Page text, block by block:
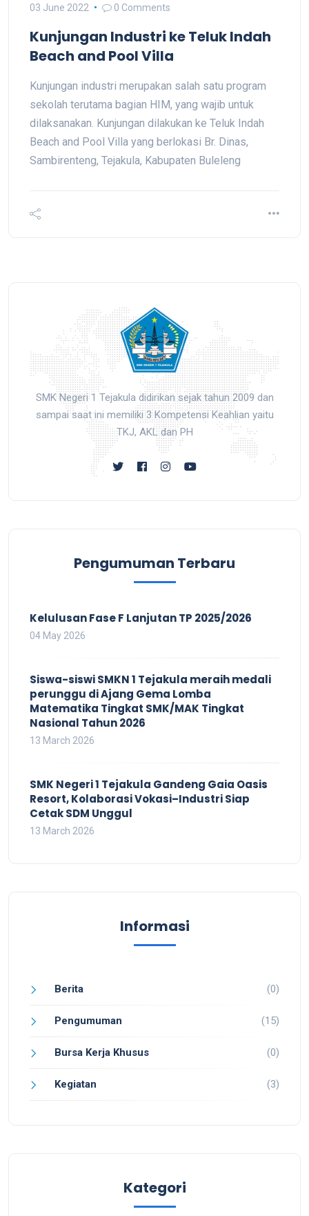
03 June 2022 0 Comments
Kunjungan Industri ke Teluk Indah
Beach and Pool Villa
Kunjungan industri merupakan salah satu program
sekolah terutama bagian HIM, yang wajib untuk
dilaksanakan. Kunjungan dilakukan ke Teluk Indah
Beach and Pool Villa yang berlokasi Br. Dinas,
Sambirenteng, Tejakula, Kabupaten Buleleng
SMK Negeri 1 Tejakula didirikan sejak tahun 2009 dan
sampai saat ini memiliki 3 Kompetensi Keahlian yaitu
TKJ, AKL dan PH
Pengumuman Terbaru
Kelulusan Fase F Lanjutan TP 2025/2026
04 May 2026
Siswa-siswi SMKN 1 Tejakula meraih medali
perunggu di Ajang Gema Lomba
Matematika Tingkat SMK/MAK Tingkat
Nasional Tahun 2026
13 March 2026
SMK Negeri 1 Tejakula Gandeng Gaia Oasis
Resort, Kolaborasi Vokasi–Industri Siap
Cetak SDM Unggul
13 March 2026
Informasi
Berita (0)
Pengumuman (15)
Bursa Kerja Khusus (0)
Kegiatan (3)
Kategori